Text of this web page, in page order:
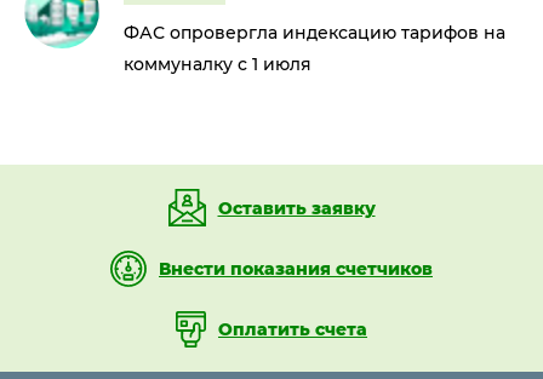
ФАС опровергла индексацию тарифов на
коммуналку с 1 июля
Оставить заявку
Внести показания счетчиков
Оплатить счета